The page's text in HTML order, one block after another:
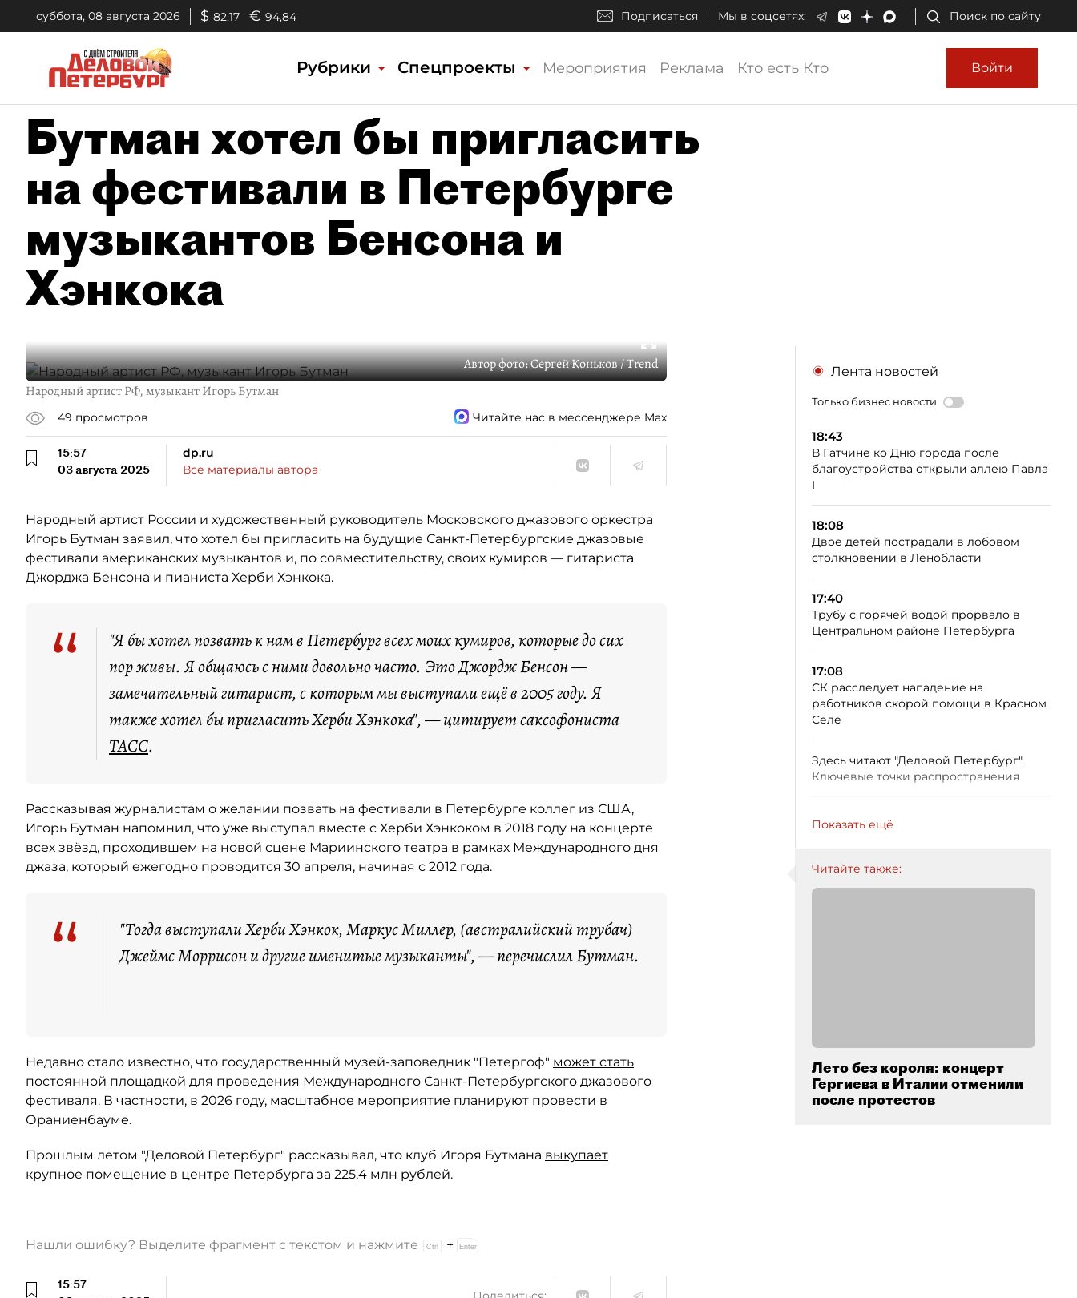
суббота, 08 августа 2026 $ 82,17 € 94,84 Подписаться Мы в соцсетях: Поиск по сайту
Рубрики Спецпроекты Мероприятия Реклама Кто есть Кто Войти
Бутман хотел бы пригласить
на фестивали в Петербурге
музыкантов Бенсона и
Хэнкока
Автор фото:Сергей Коньков / Trend
Народный артист РФ, музыкант Игорь Бутман
49 просмотров Читайте нас в мессенджере Max
15:57
03 августа 2025
dp.ru
Все материалы автора
Народный артист России и художественный руководитель Московского джазового оркестра
Игорь Бутман заявил, что хотел бы пригласить на будущие Санкт-Петербургские джазовые
фестивали американских музыкантов и, по совместительству, своих кумиров — гитариста
Джорджа Бенсона и пианиста Херби Хэнкока.
“
"Я бы хотел позвать к нам в Петербург всех моих кумиров, которые до сих
пор живы. Я общаюсь с ними довольно часто. Это Джордж Бенсон —
замечательный гитарист, с которым мы выступали ещё в 2005 году. Я
также хотел бы пригласить Херби Хэнкока", — цитирует саксофониста
ТАСС.
Рассказывая журналистам о желании позвать на фестивали в Петербурге коллег из США,
Игорь Бутман напомнил, что уже выступал вместе с Херби Хэнкоком в 2018 году на концерте
всех звёзд, проходившем на новой сцене Мариинского театра в рамках Международного дня
джаза, который ежегодно проводится 30 апреля, начиная с 2012 года.
“
"Тогда выступали Херби Хэнкок, Маркус Миллер, (австралийский трубач)
Джеймс Моррисон и другие именитые музыканты", — перечислил Бутман.
Недавно стало известно, что государственный музей-заповедник "Петергоф" может стать
постоянной площадкой для проведения Международного Санкт-Петербургского джазового
фестиваля. В частности, в 2026 году, масштабное мероприятие планируют провести в
Ораниенбауме.
Прошлым летом "Деловой Петербург" рассказывал, что клуб Игоря Бутмана выкупает
крупное помещение в центре Петербурга за 225,4 млн рублей.
Лента новостей
Только бизнес новости
18:43
В Гатчине ко Дню города после
благоустройства открыли аллею Павла
I
18:08
Двое детей пострадали в лобовом
столкновении в Ленобласти
17:40
Трубу с горячей водой прорвало в
Центральном районе Петербурга
17:08
СК расследует нападение на
работников скорой помощи в Красном
Селе
Здесь читают "Деловой Петербург".
Ключевые точки распространения
Показать ещё
Читайте также:
Лето без короля: концерт
Гергиева в Италии отменили
после протестов
Нашли ошибку? Выделите фрагмент с текстом и нажмите +
15:57